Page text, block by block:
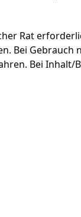
Rat
Gebrauch
Bei